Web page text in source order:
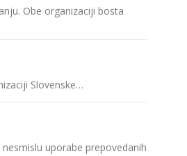
Obe organizaciji bosta
Slovenske…
uporabe prepovedanih